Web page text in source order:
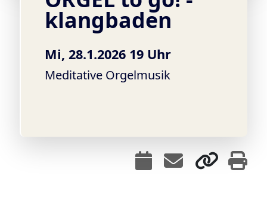
klangbaden
Mi, 28.1.2026 19 Uhr
Meditative Orgelmusik